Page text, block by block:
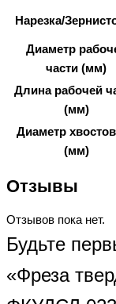
Нарезка/
Диаметр
части (мм)
Длина рабочей
(мм)
Диаметр
(мм)
Отзывы
Отзывов пока нет.
Будьте
«Фреза